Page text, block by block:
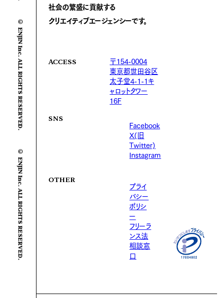
© ENJIN Inc. ALL RIGHTS RESERVED.
© ENJIN Inc. ALL RIGHTS RESERVED.
社会の繁盛に貢献する
クリエイティブエージェンシーです。
ACCESS
〒154-0004
東京都世田谷区
太子堂4-1-1キ
ャロットタワー
16F
SNS
Facebook
X(旧
Twitter)
Instagram
OTHER
プライ
バシー
ポリシ
ー
フリーラ
ンス法
相談窓
口